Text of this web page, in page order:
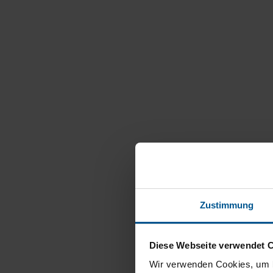
Zustimmung
Diese Webseite verwendet
Wir verwenden Cookies,